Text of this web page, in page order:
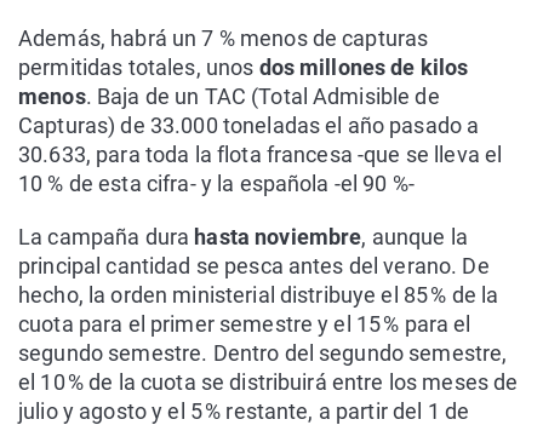
Además, habrá un 7 % menos de capturas
permitidas totales, unos dos millones de kilos
menos. Baja de un TAC (Total Admisible de
Capturas) de 33.000 toneladas el año pasado a
30.633, para toda la flota francesa -que se lleva el
10 % de esta cifra- y la española -el 90 %-
La campaña dura hasta noviembre, aunque la
principal cantidad se pesca antes del verano. De
hecho, la orden ministerial distribuye el 85 % de la
cuota para el primer semestre y el 15 % para el
segundo semestre. Dentro del segundo semestre,
el 10 % de la cuota se distribuirá entre los meses de
julio y agosto y el 5 % restante, a partir del 1 de